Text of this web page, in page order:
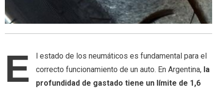
E
l estado de los neumáticos es fundamental para el
correcto funcionamiento de un auto. En Argentina, la
profundidad de gastado tiene un límite de 1,6